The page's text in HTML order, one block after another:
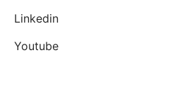
Linkedin
Youtube